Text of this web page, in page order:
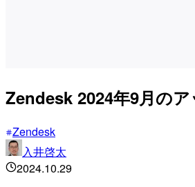
Zendesk 2024年9月の
Zendesk
入井啓太
2024.10.29